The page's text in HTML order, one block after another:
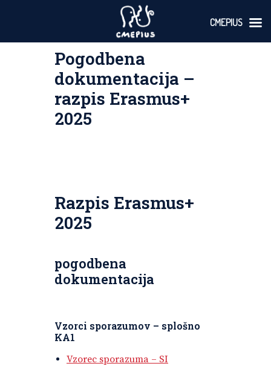
Pogodbena
dokumentacija –
razpis Erasmus+
2025
Razpis Erasmus+
2025
pogodbena
dokumentacija
Vzorci sporazumov – splošno
KA1
Vzorec sporazuma – SI
CMEPIUS